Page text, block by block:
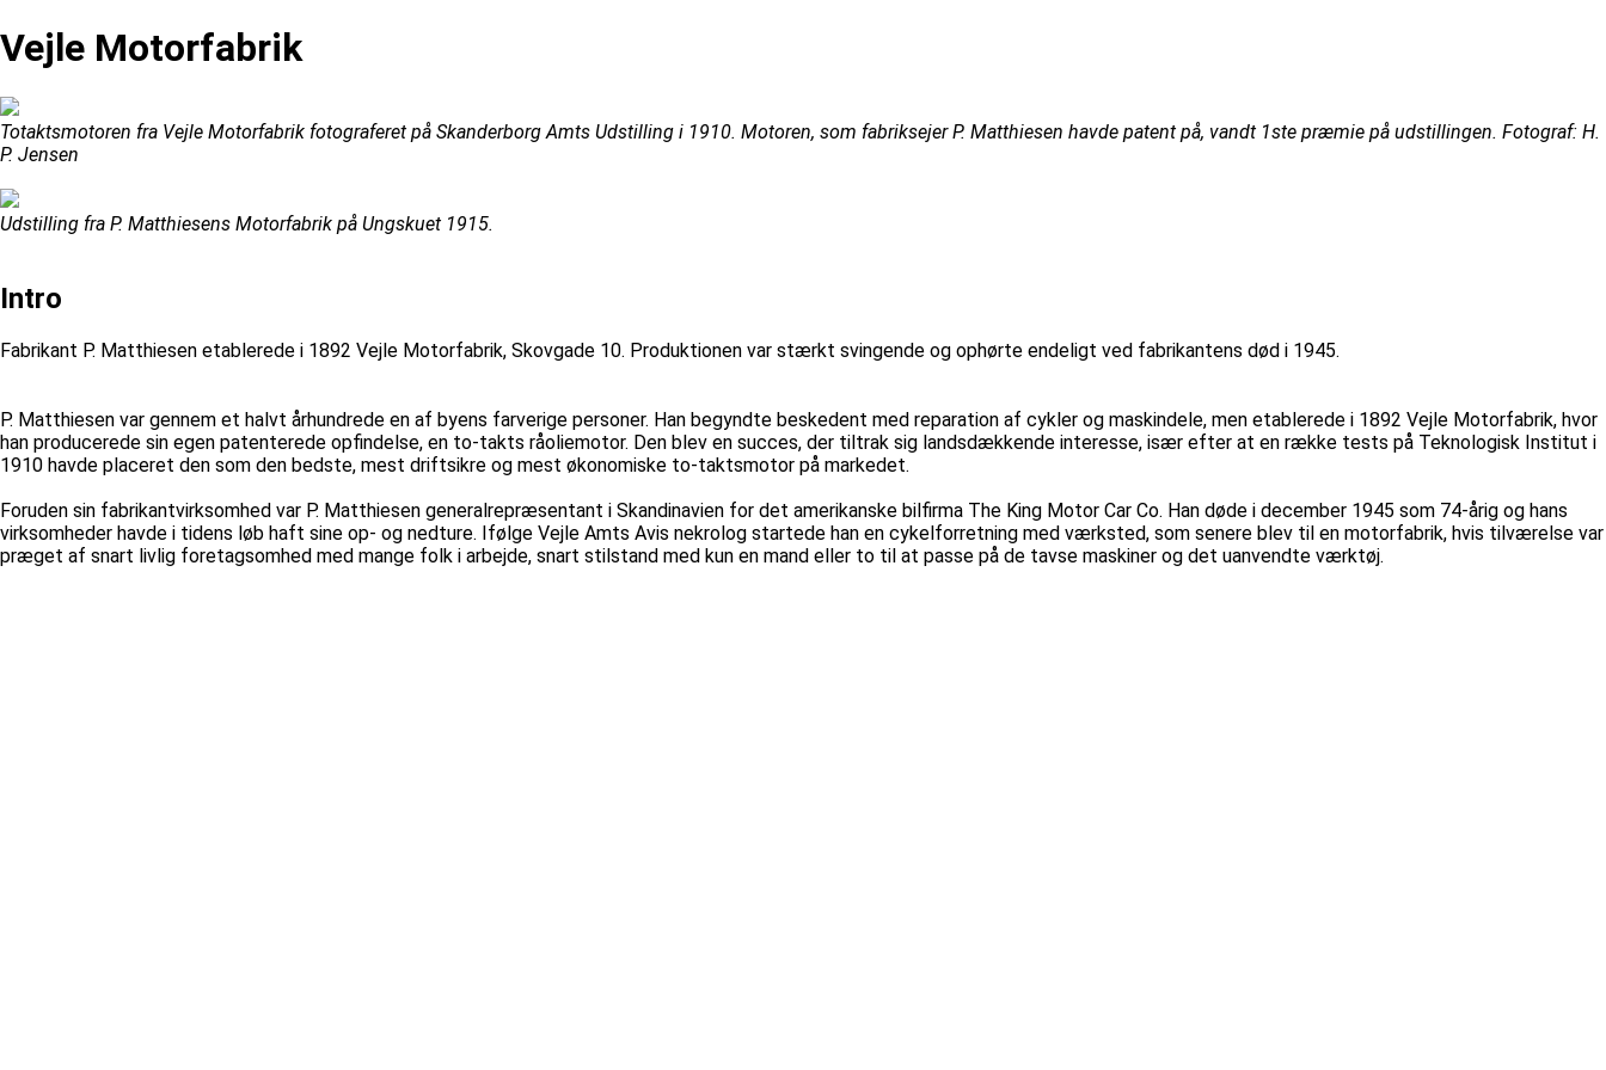
Vejle Motorfabrik
Totaktsmotoren fra Vejle Motorfabrik fotograferet på Skanderborg Amts Udstilling i 1910. Motoren, som fabriksejer P. Matthiesen havde patent på, vandt 1ste præmie på udstillingen. Fotograf: H.
P. Jensen
Udstilling fra P. Matthiesens Motorfabrik på Ungskuet 1915.
Intro
Fabrikant P. Matthiesen etablerede i 1892 Vejle Motorfabrik, Skovgade 10. Produktionen var stærkt svingende og ophørte endeligt ved fabrikantens død i 1945.
P. Matthiesen var gennem et halvt århundrede en af byens farverige personer. Han begyndte beskedent med reparation af cykler og maskindele, men etablerede i 1892 Vejle Motorfabrik, hvor
han producerede sin egen patenterede opfindelse, en to-takts råoliemotor. Den blev en succes, der tiltrak sig landsdækkende interesse, især efter at en række tests på Teknologisk Institut i
1910 havde placeret den som den bedste, mest driftsikre og mest økonomiske to-taktsmotor på markedet.
Foruden sin fabrikantvirksomhed var P. Matthiesen generalrepræsentant i Skandinavien for det amerikanske bilfirma The King Motor Car Co. Han døde i december 1945 som 74-årig og hans
virksomheder havde i tidens løb haft sine op- og nedture. Ifølge Vejle Amts Avis nekrolog startede han en cykelforretning med værksted, som senere blev til en motorfabrik, hvis tilværelse var
præget af snart livlig foretagsomhed med mange folk i arbejde, snart stilstand med kun en mand eller to til at passe på de tavse maskiner og det uanvendte værktøj.